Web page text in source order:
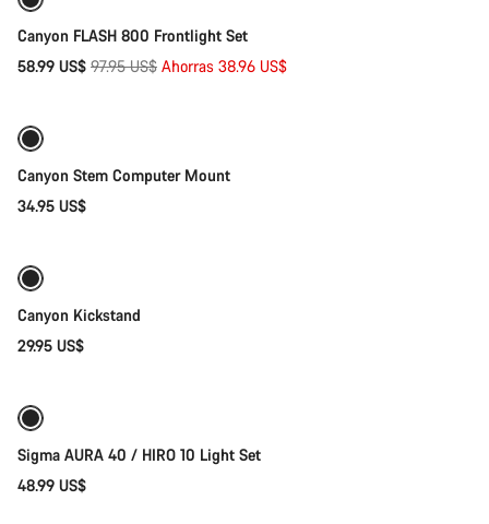
Canyon FLASH 800 Frontlight Set
58.99 US$ Precio
97.95 US$ Ahorras 38.96 US$
Añadir al carrito
Canyon Stem Computer Mount
34.95 US$
Canyon Kickstand
29.95 US$
Sigma AURA 40 / HIRO 10 Light Set
48.99 US$